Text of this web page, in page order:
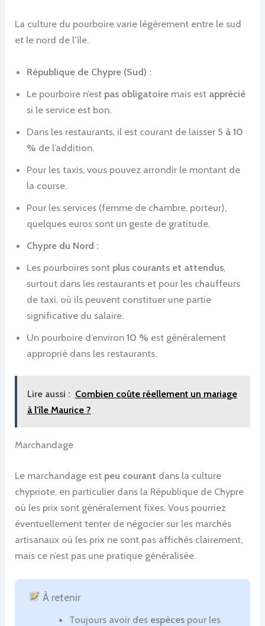
La culture du pourboire varie légèrement entre le sud
et le nord de l’île.
République de Chypre (Sud) :
Le pourboire n’est pas obligatoire mais est apprécié
si le service est bon.
Dans les restaurants, il est courant de laisser 5 à 10
% de l’addition.
Pour les taxis, vous pouvez arrondir le montant de
la course.
Pour les services (femme de chambre, porteur),
quelques euros sont un geste de gratitude.
Chypre du Nord :
Les pourboires sont plus courants et attendus,
surtout dans les restaurants et pour les chauffeurs
de taxi, où ils peuvent constituer une partie
significative du salaire.
Un pourboire d’environ10 % est généralement
approprié dans les restaurants.
Lire aussi : Combien coûte réellement un mariage
à l'île Maurice ?
Marchandage
Le marchandage est peu courant dans la culture
chypriote, en particulier dans la République de Chypre
où les prix sont généralement fixes. Vous pourriez
éventuellement tenter de négocier sur les marchés
artisanaux où les prix ne sont pas affichés clairement,
mais ce n’est pas une pratique généralisée.
À retenir
Toujours avoir des espèces pour les